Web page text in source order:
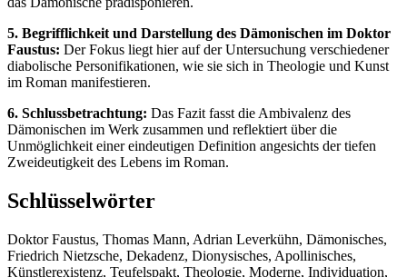
5. Begrifflichkeit und Darstellung des Dämonischen im Doktor
Faustus: Der Fokus liegt hier auf der Untersuchung verschiedener
diabolische Personifikationen, wie sie sich in Theologie und Kunst
im Roman manifestieren.
6. Schlussbetrachtung: Das Fazit fasst die Ambivalenz des
Dämonischen im Werk zusammen und reflektiert über die
Unmöglichkeit einer eindeutigen Definition angesichts der tiefen
Zweideutigkeit des Lebens im Roman.
Schlüsselwörter
Doktor Faustus, Thomas Mann, Adrian Leverkühn, Dämonisches,
Friedrich Nietzsche, Dekadenz, Dionysisches, Apollinisches,
Künstlerexistenz, Teufelspakt, Theologie, Moderne, Individuation,